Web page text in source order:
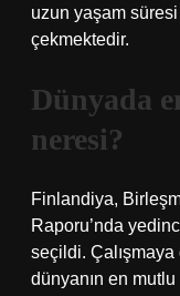
uzun yaşam
çekmektedir.
Dünyada
neresi?
Finlandiya,
Raporu’nda
seçildi.
dünyanın en